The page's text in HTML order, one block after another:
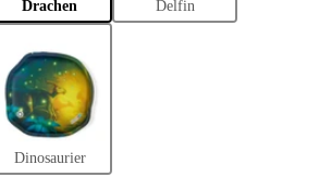
Drachen Delfin
Dinosaurier